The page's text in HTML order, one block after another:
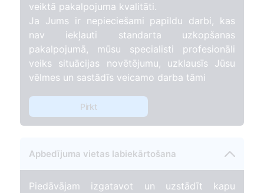
veiktā pakalpojuma kvalitāti.
Ja Jums ir nepieciešami papildu darbi, kas
nav iekļauti standarta uzkopšanas
pakalpojumā, mūsu specialisti profesionāli
veiks situācijas novētējumu, uzklausīs Jūsu
vēlmes un sastādīs veicamo darba tāmi
Pirkt
Apbedījuma vietas labiekārtošana
Piedāvājam izgatavot un uzstādīt kapu